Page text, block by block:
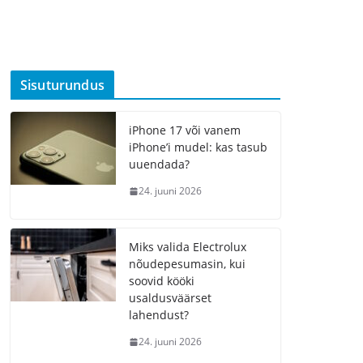
Sisuturundus
iPhone 17 või vanem
iPhone’i mudel: kas tasub
uuendada?
24. juuni 2026
Miks valida Electrolux
nõudepesumasin, kui
soovid kööki
usaldusväärset
lahendust?
24. juuni 2026